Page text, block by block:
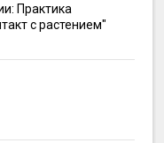
Практика
с растением"